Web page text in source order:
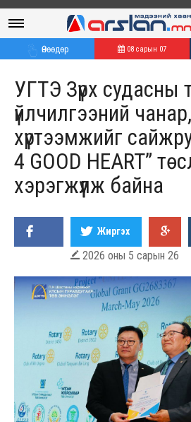
Өнөөдөр 08 сарын 07
УГТЭ Зүрх судасны
үйлчилгээний чанар,
хүртээмжийг
4 GOOD HEART”
хэрэгжүүлж байна
Жиргэх
 2026 оны 5 сарын 26